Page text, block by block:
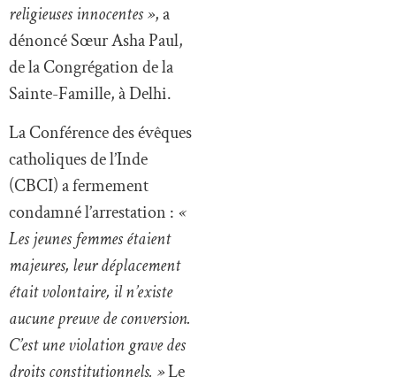
religieuses innocentes », a
dénoncé Sœur Asha Paul,
de la Congrégation de la
Sainte-Famille, à Delhi.
La Conférence des évêques
catholiques de l’Inde
(CBCI) a fermement
condamné l’arrestation : «
Les jeunes femmes étaient
majeures, leur déplacement
était volontaire, il n’existe
aucune preuve de conversion.
C’est une violation grave des
droits constitutionnels. »Le